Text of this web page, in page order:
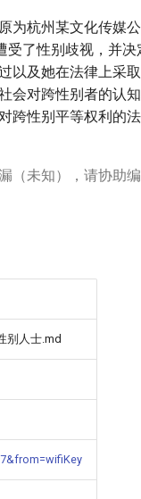
为杭州某文化传媒公
受了性别歧视，并决
以及她在法律上采
会对跨性别者的认
跨性别平等权利的
（未知），请协助
别人士.md